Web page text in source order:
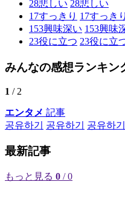
28悲しい 28悲しい
17すっきり 17すっきり
153興味深い 153興味
23役に立つ 23役に立
みんなの感想ランキン
1 / 2
エンタメ 記事
공유하기
공유하기 공유하기
最新記事
もっと見る 0 / 0